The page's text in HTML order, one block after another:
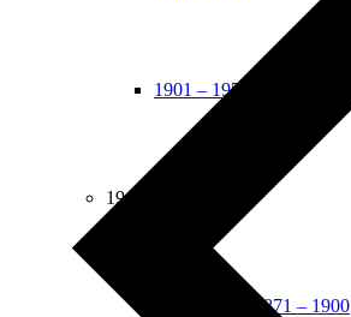
1901 – 1950
19. Jahrhundert
Presseartikel 1871 – 1900